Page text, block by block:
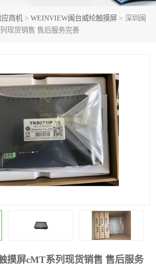
应商机 > WEINVIEW闽台威纶触摸屏 > 深圳闽
现货销售 售后服务完善
摸屏cMT系列现货销售 售后服务
MOXA通讯模块
其他
安士能开关
普洛菲斯触摸屏
施迈赛限位开关